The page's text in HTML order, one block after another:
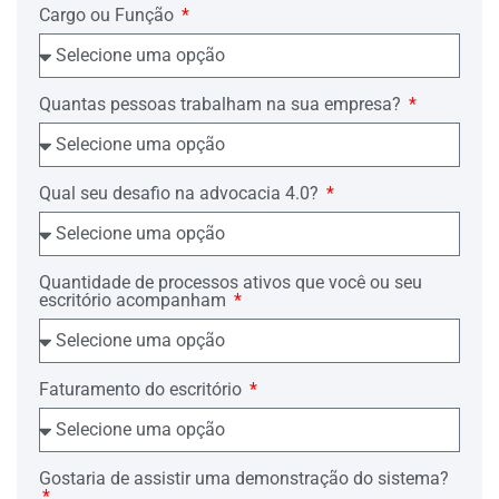
Em que pese o notável saber jurídico dos
Doutos Componentes da r. Junta de
origem, imperativa a reforma do julgado
em alguns tópicos, como passaremos a
demonstrar.
ACORDO DE COMPENSAÇÃO
sentença, pelos cartões-ponto, observa-
se que a verificação de jornada
extraordinária era eventual e não
invalida, por si só, o acordo de
compensação havido, do qual o Autor foi
beneficiário.
Já decidiram os Tribunais:
"O mero fato de ter sido extrapolada a
jornada ordinária semanal, por si só, não
torna ineficaz o acordo para
compensação de horas extras." (TRT/12ª
R. RO Ex Officio 6.500/91, Ac. 5256/93
– Unân. – 1ª T. – Rel. Juiz Oldemar A.
Schunemamm, DJ/SC, 25.10.93, p. 94).
Cargo ou Função
Quantas pessoas trabalham na sua empresa?
Qual seu desafio na advocacia 4.0?
Quantidade de processos ativos que você ou seu
escritório acompanham
Faturamento do escritório
Gostaria de assistir uma demonstração do sistema?